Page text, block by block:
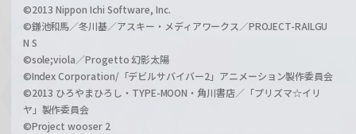
©2013 Nippon Ichi Software, Inc.
©鎌池和馬／冬川基／アスキー・メディアワークス／PROJECT-RAILGU
N S
©sole;viola／Progetto 幻影太陽
©Index Corporation/「デビルサバイバー2」アニメーション製作委員会
©2013 ひろやまひろし・TYPE-MOON・角川書店／「プリズマ☆イリ
ヤ」製作委員会
©Project wooser 2